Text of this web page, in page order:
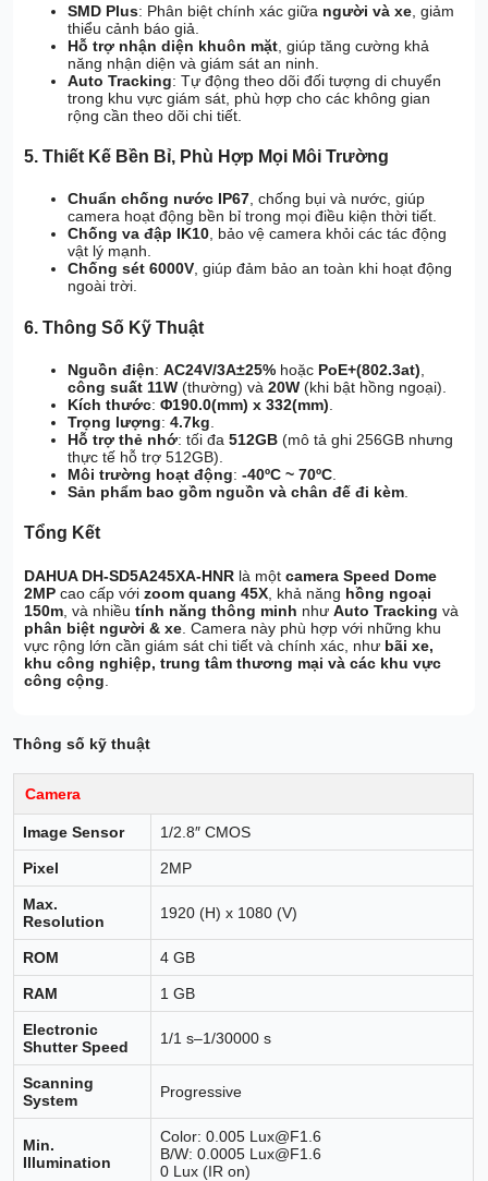
SMD Plus: Phân biệt chính xác giữa người và xe , giảm
thiểu cảnh báo giả.
Hỗ trợ nhận diện khuôn mặt , giúp tăng cường khả
năng nhận diện và giám sát an ninh.
Auto Tracking: Tự động theo dõi đối tượng di chuyển
trong khu vực giám sát, phù hợp cho các không gian
rộng cần theo dõi chi tiết.
5. Thiết Kế Bền Bỉ, Phù Hợp Mọi Môi Trường
Chuẩn chống nước IP67, chống bụi và nước, giúp
camera hoạt động bền bỉ trong mọi điều kiện thời tiết.
Chống va đập IK10, bảo vệ camera khỏi các tác động
vật lý mạnh.
Chống sét 6000V, giúp đảm bảo an toàn khi hoạt động
ngoài trời.
6. Thông Số Kỹ Thuật
Nguồn điện:AC24V/3A±25% hoặc PoE+(802.3at)
công suất 11W (thường) và20W (khi bật hồng ngoại).
Kích thước:Φ190.0(mm) x 332(mm)
Trọng lượng:4.7kg
Hỗ trợ thẻ nhớ: tối đa512GB (mô tả ghi 256GB nhưng
thực tế hỗ trợ 512GB).
Môi trường hoạt động:-40ºC ~ 70ºC
Sản phẩm bao gồm nguồn và chân đế đi kèm
Tổng Kết
DAHUA DH-SD5A245XA-HNR là mộtcamera Speed Dome
2MP cao cấp vớizoom quang 45X , khả năng hồng ngoại
150m , và nhiềutính năng thông minh nhưAuto Tracking và
phân biệt người & xe . Camera này phù hợp với những khu
vực rộng lớn cần giám sát chi tiết và chính xác, như bãi xe,
khu công nghiệp, trung tâm thương mại và các khu vực
công cộng
Thông số kỹ thuật
Camera
Image Sensor 1/2.8″ CMOS
Pixel 2MP
Max.
Resolution
1920 (H) x 1080 (V)
ROM 4 GB
RAM 1 GB
Electronic
Shutter Speed
1/1 s–1/30000 s
Scanning
System
Progressive
Min.
Illumination
Color: 0.005 Lux@F1.6
B/W: 0.0005 Lux@F1.6
0 Lux (IR on)